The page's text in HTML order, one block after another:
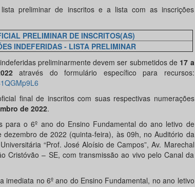
preliminar de inscritos e a lista com as inscrições
PRELIMINAR DE INSCRITOS(AS)
INDEFERIDAS - LISTA PRELIMINAR
preliminarmente devem ser submetidos de 17 a
através do formulário específico para recursos:
final de inscritos com suas respectivas numerações
de 2022.
para o 6º ano do Ensino Fundamental do ano letivo de
de 2022 (quinta-feira), às 09h, no Auditório da
“Prof. José Aloísio de Campos”, Av. Marechal
Cristóvão – SE, com transmissão ao vivo pelo Canal da
imediata no 6º ano do Ensino Fundamental, no ano letivo